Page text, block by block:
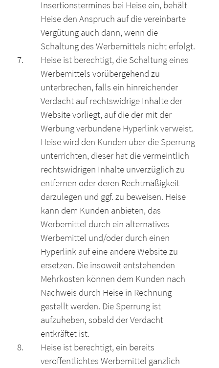
Insertionstermines bei Heise ein, behält
Heise den Anspruch auf die vereinbarte
Vergütung auch dann, wenn die
Schaltung des Werbemittels nicht erfolgt.
Heise ist berechtigt, die Schaltung eines
Werbemittels vorübergehend zu
unterbrechen, falls ein hinreichender
Verdacht auf rechtswidrige Inhalte der
Website vorliegt, auf die der mit der
Werbung verbundene Hyperlink verweist.
Heise wird den Kunden über die Sperrung
unterrichten, dieser hat die vermeintlich
rechtswidrigen Inhalte unverzüglich zu
entfernen oder deren Rechtmäßigkeit
darzulegen und ggf. zu beweisen. Heise
kann dem Kunden anbieten, das
Werbemittel durch ein alternatives
Werbemittel und/oder durch einen
Hyperlink auf eine andere Website zu
ersetzen. Die insoweit entstehenden
Mehrkosten können dem Kunden nach
Nachweis durch Heise in Rechnung
gestellt werden. Die Sperrung ist
aufzuheben, sobald der Verdacht
entkräftet ist.
Heise ist berechtigt, ein bereits
veröffentlichtes Werbemittel gänzlich